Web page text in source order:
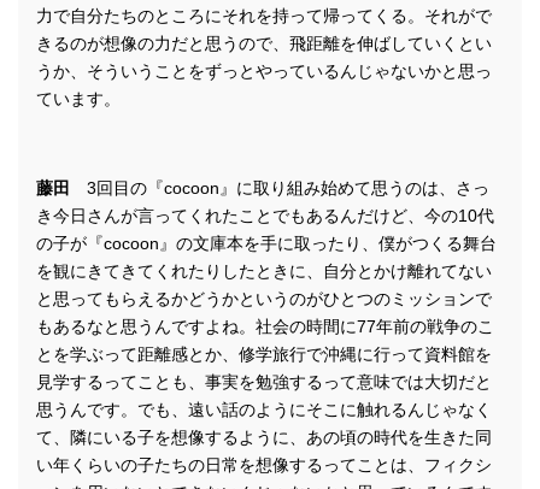
力で自分たちのところにそれを持って帰ってくる。それがで
きるのが想像の力だと思うので、飛距離を伸ばしていくとい
うか、そういうことをずっとやっているんじゃないかと思っ
ています。
藤田
3回目の『cocoon』に取り組み始めて思うのは、さっ
き今日さんが言ってくれたことでもあるんだけど、今の10代
の子が『cocoon』の文庫本を手に取ったり、僕がつくる舞台
を観にきてきてくれたりしたときに、自分とかけ離れてない
と思ってもらえるかどうかというのがひとつのミッションで
もあるなと思うんですよね。社会の時間に77年前の戦争のこ
とを学ぶって距離感とか、修学旅行で沖縄に行って資料館を
見学するってことも、事実を勉強するって意味では大切だと
思うんです。でも、遠い話のようにそこに触れるんじゃなく
て、隣にいる子を想像するように、あの頃の時代を生きた同
い年くらいの子たちの日常を想像するってことは、フィクシ